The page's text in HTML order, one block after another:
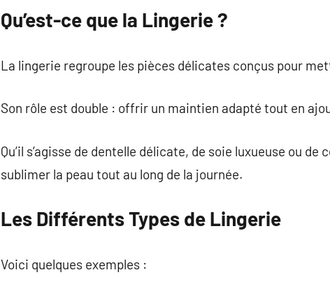
Qu’est-ce que la Lingerie ?
La lingerie regroupe les pièces délicates conçus pour
Son rôle est double : offrir un maintien adapté tout en
Qu’il s’agisse de dentelle délicate, de soie luxueuse ou
sublimer la peau tout au long de la journée.
Les Différents Types de Lingerie
Voici quelques exemples :